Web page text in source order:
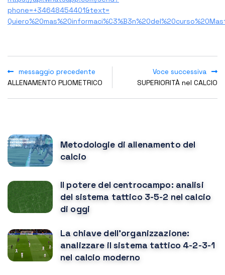
phone=+34648454401&text=
messaggio precedente
ALLENAMENTO PLIOMETRICO
Voce successiva
SUPERIORITÀ nel CALCIO
Metodologie di allenamento del
calcio
Il potere del centrocampo: analisi
del sistema tattico 3-5-2 nel calcio
di oggi
La chiave dell'organizzazione:
analizzare il sistema tattico 4-2-3-1
nel calcio moderno